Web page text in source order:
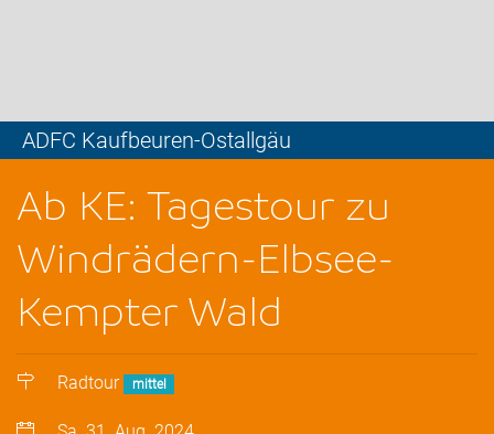
ADFC Kaufbeuren-Ostallgäu
Ab KE: Tagestour zu
Windrädern-Elbsee-
Kempter Wald
Radtour mittel